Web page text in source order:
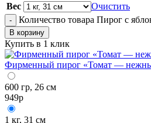
Вес
Очистить
- Количество товара Пирог с
В корзину
Купить в 1 клик
Фирменный пирог «Томат —
600 гр, 26 см
949р
1 кг, 31 см